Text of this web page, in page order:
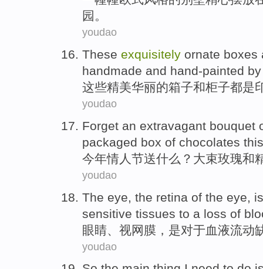
园。
youdao
These exquisitely ornate boxes
handmade and hand-painted by
这些精美华丽的箱子和柜子都是
youdao
Forget an extravagant bouquet
packaged box of chocolates
今年情人 节送什么？大束玫瑰和
youdao
The eye , the retina of the eye, is
sensitive tissues to a loss of
眼睛
视网膜 ， 是对于血液流动
youdao